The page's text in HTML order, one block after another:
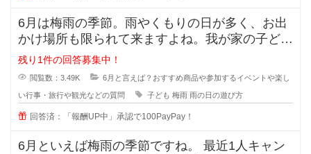
6月は梅雨の季節。雨やくもりの日が多く、お出
かけ場所も限られて来ますよね。我が家の子ども
にとっては公園で遊べないのがスト
残り1件の回答募集中！
閲覧数：3.49K 6月と言えば？おすすめ商品や参加するイベントや楽し
い行事・旅行や観光などの質問 子ども 梅雨 雨の日の遊び方
回答済：「報酬UP中」承認で100PayPay！
6月といえば梅雨の季節ですね。 最近1人キャン